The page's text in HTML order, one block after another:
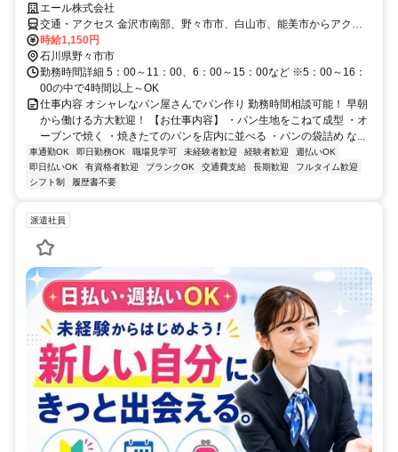
エール株式会社
交通・アクセス 金沢市南部、野々市市、白山市、能美市からアクセ
ス良好
時給1,150円
石川県野々市市
勤務時間詳細 5：00～11：00、6：00～15：00など ※5：00～16：
00の中で4時間以上～OK
仕事内容 オシャレなパン屋さんでパン作り 勤務時間相談可能！ 早朝
から働ける方大歓迎！ 【お仕事内容】 ・パン生地をこねて成型 ・オ
ーブンで焼く ・焼きたてのパンを店内に並べる ・パンの袋詰め な...
車通勤OK 即日勤務OK 職場見学可 未経験者歓迎 経験者歓迎
週払いOK
即日払いOK
有資格者歓迎 ブランクOK 交通費支給 長期歓迎
フルタイム歓迎
シフト制
履歴書不要
派遣社員